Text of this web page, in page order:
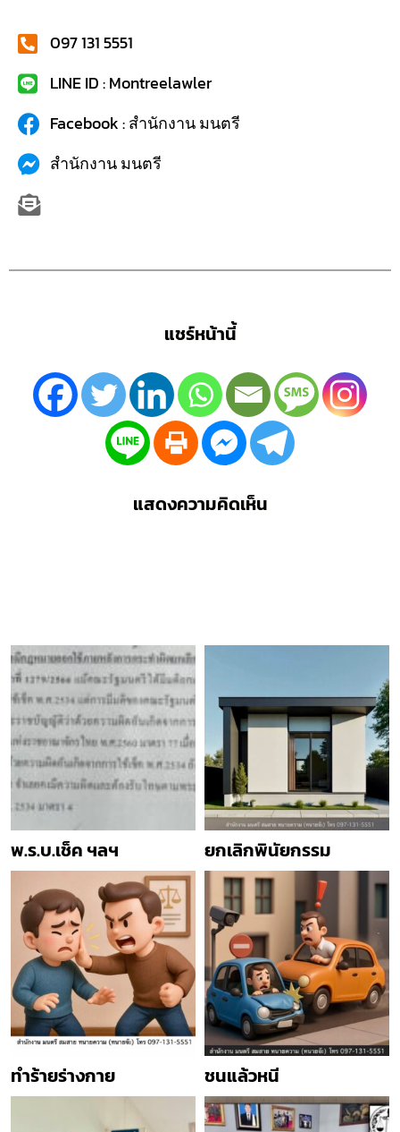
097 131 5551
LINE ID : Montreelawler
Facebook : สำนักงาน มนตรี
สำนักงาน มนตรี
แชร์หน้านี้
แสดงความคิดเห็น
พ.ร.บ.เช็ค ฯลฯ ยกเลิกพินัยกรรม
ทำร้ายร่างกาย ชนแล้วหนี